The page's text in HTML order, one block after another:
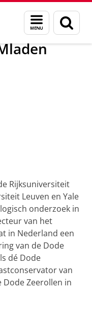
Menu
en
zoeken
Rijksuniversiteit
Leuven en Yale
onderzoek in
van het
in Nederland een
van de Dode
dé Dode
van
Zeerollen in